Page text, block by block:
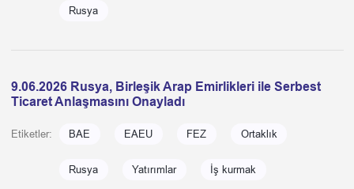
Rusya
9.06.2026 Rusya, Birleşik Arap Emirlikleri ile Serbest
Ticaret Anlaşmasını Onayladı
Etiketler: BAE EAEU FEZ Ortaklık
Rusya Yatırımlar İş kurmak